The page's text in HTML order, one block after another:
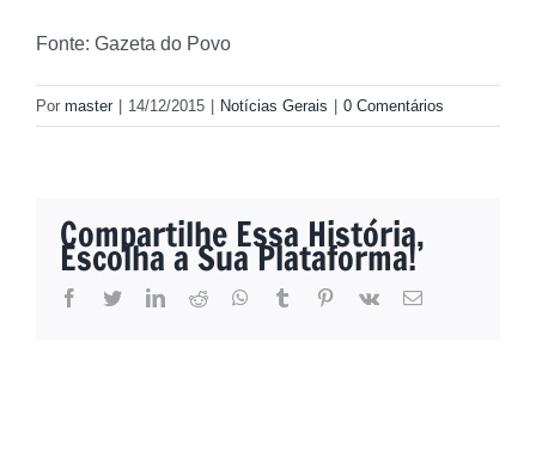
Fonte: Gazeta do Povo
Por master 14/12/2015 Notícias Gerais 0 Comentários
Compartilhe Essa História,
Escolha a Sua Plataforma!
facebook
twitterlinkedinreddit whatsapptumblr pinterest
vk
E-